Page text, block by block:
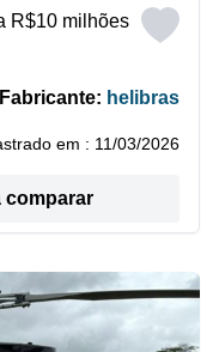
R$10 milhões
Fabricante: helibras
em : 11/03/2026
comparar